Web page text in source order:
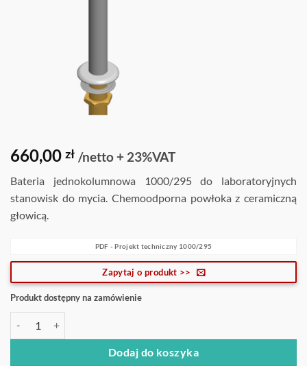
660,00 zł /netto + 23%VAT
Bateria jednokolumnowa 1000/295 do laboratoryjnych
stanowisk do mycia. Chemoodporna powłoka z ceramiczną
głowicą.
PDF - Projekt techniczny 1000/295
Zapytaj o produkt >>
Produkt dostępny na zamówienie
Dodaj do koszyka